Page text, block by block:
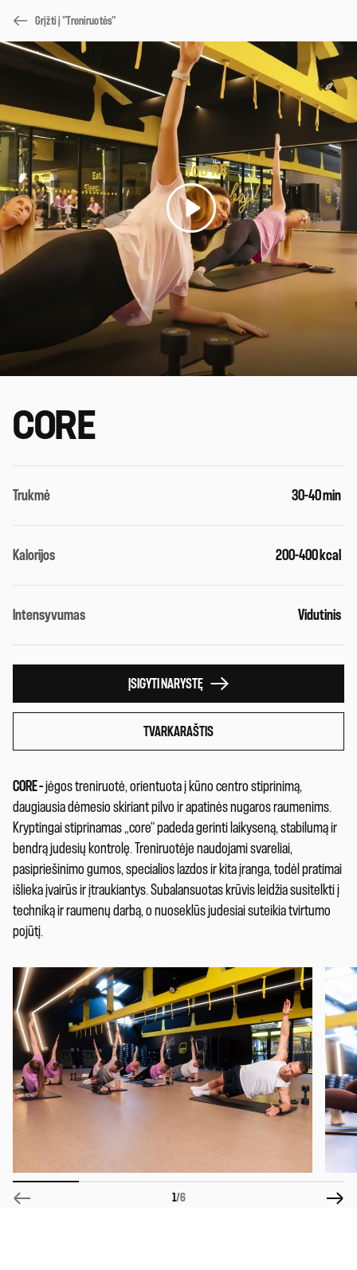
Grįžti į "Treniruotės"
CORE –jėgos treniruotė, orientuota į kūno centro stiprinimą,
daugiausia dėmesio skiriant pilvo ir apatinės nugaros raumenims.
Kryptingai stiprinamas „core“ padeda gerinti laikyseną, stabilumą ir
bendrą judesių kontrolę. Treniruotėje naudojami svareliai,
pasipriešinimo gumos, specialios lazdos ir kita įranga, todėl pratimai
išlieka įvairūs ir įtraukiantys. Subalansuotas krūvis leidžia susitelkti į
techniką ir raumenų darbą, o nuoseklūs judesiai suteikia tvirtumo
pojūtį.
Trukmė 30-40 min
Kalorijos 200-400 kcal
Intensyvumas Vidutinis
ĮSIGYTI NARYSTĘ
TVARKARAŠTIS
CORE
1/6